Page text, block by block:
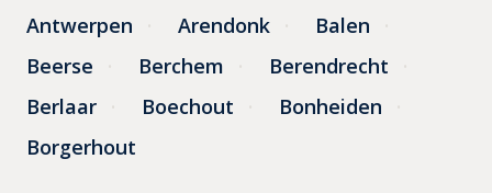
Antwerpen
Arendonk
Balen
Beerse
Berchem
Berendrecht
Berlaar
Boechout
Bonheiden
Borgerhout